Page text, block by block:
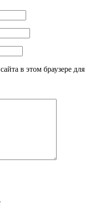
в этом браузере для